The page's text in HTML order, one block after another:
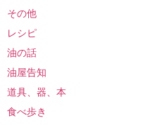
その他
レシピ
油の話
油屋告知
道具、器、本
食べ歩き